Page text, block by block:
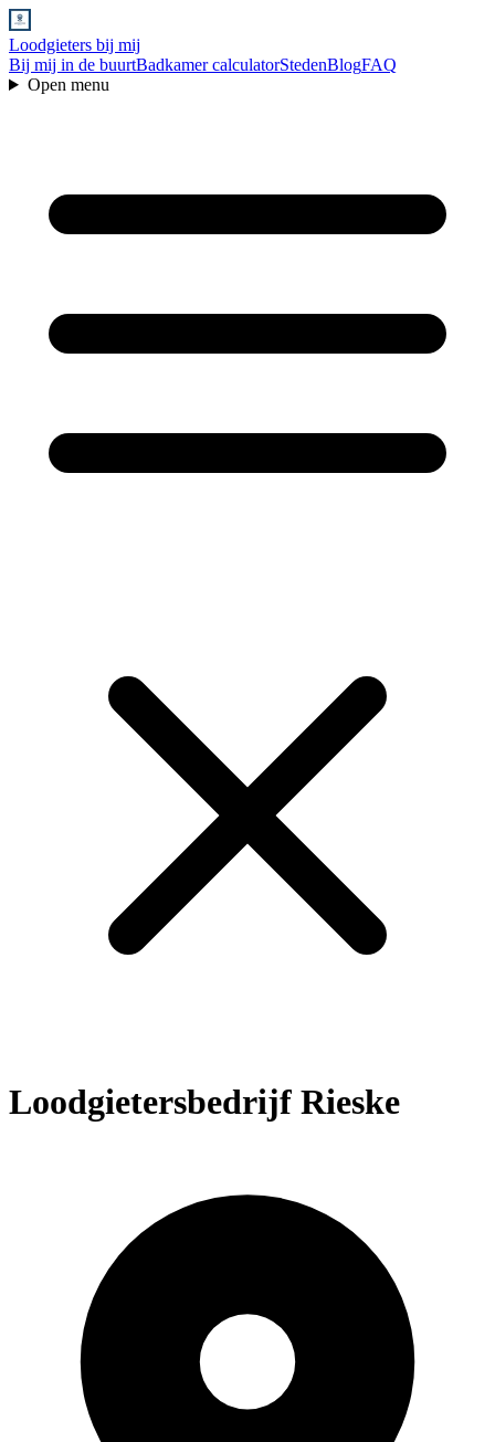
Loodgieters bij mij
Bij mij in de buurtBadkamer calculatorStedenBlogFAQ
Open menu
Loodgietersbedrijf Rieske